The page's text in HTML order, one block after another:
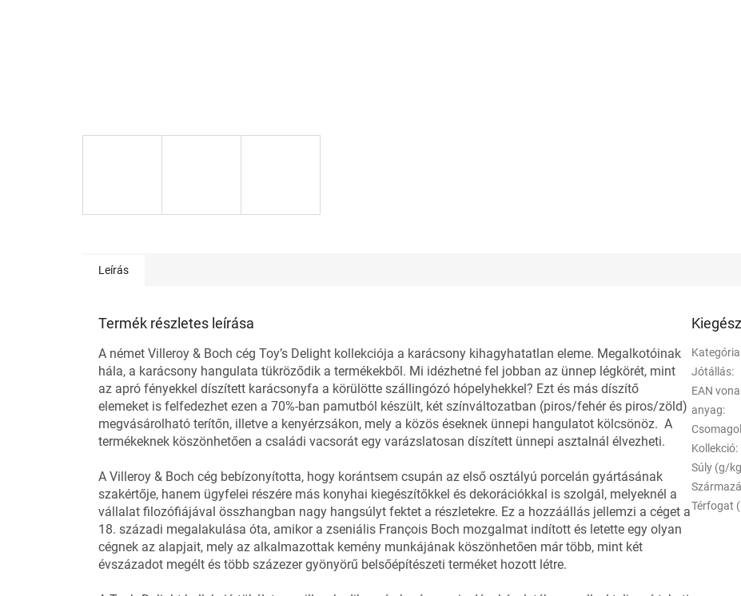
Leírás
Termék részletes leírása
A német Villeroy & Boch cég Toy’s Delight kollekciója a karácsony kihagyhatatlan eleme. Megalkotóinak
hála, a karácsony hangulata tükröződik a termékekből. Mi idézhetné fel jobban az ünnep légkörét, mint
az apró fényekkel díszített karácsonyfa a körülötte szállingózó hópelyhekkel? Ezt és más díszítő
elemeket is felfedezhet ezen a 70%-ban pamutból készült, két színváltozatban (piros/fehér és piros/zöld)
megvásárolható terítőn, illetve a kenyérzsákon, mely a közös éseknek ünnepi hangulatot kölcsönöz. A
termékeknek köszönhetően a családi vacsorát egy varázslatosan díszített ünnepi asztalnál élvezheti.
A Villeroy & Boch cég bebízonyította, hogy korántsem csupán az első osztályú porcelán gyártásának
szakértője, hanem ügyfelei részére más konyhai kiegészítőkkel és dekorációkkal is szolgál, melyeknél a
vállalat filozófiájával összhangban nagy hangsúlyt fektet a részletekre. Ez a hozzáállás jellemzi a céget a
18. századi megalakulása óta, amikor a zseniális François Boch mozgalmat indított és letette egy olyan
cégnek az alapjait, mely az alkalmazottak kemény munkájának köszönhetően már több, mint két
évszázadot megélt és több százezer gyönyörű belsőépítészeti terméket hozott létre.
Kategória
Jótállás:
EAN
anyag:
Kollekció:
Súly (g/
Térfogat